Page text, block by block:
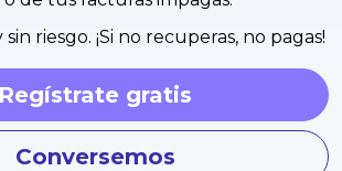
riesgo. ¡Si no recuperas, no pagas!
Regístrate gratis
Conversemos